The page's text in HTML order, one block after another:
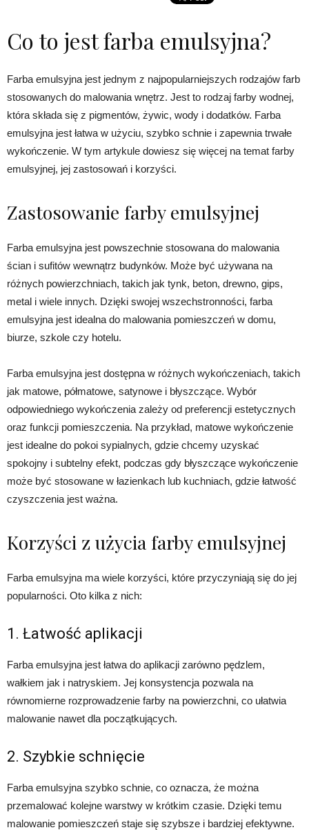
Co to jest farba emulsyjna?
Farba emulsyjna jest jednym z najpopularniejszych rodzajów farb
stosowanych do malowania wnętrz. Jest to rodzaj farby wodnej,
która składa się z pigmentów, żywic, wody i dodatków. Farba
emulsyjna jest łatwa w użyciu, szybko schnie i zapewnia trwałe
wykończenie. W tym artykule dowiesz się więcej na temat farby
emulsyjnej, jej zastosowań i korzyści.
Zastosowanie farby emulsyjnej
Farba emulsyjna jest powszechnie stosowana do malowania
ścian i sufitów wewnątrz budynków. Może być używana na
różnych powierzchniach, takich jak tynk, beton, drewno, gips,
metal i wiele innych. Dzięki swojej wszechstronności, farba
emulsyjna jest idealna do malowania pomieszczeń w domu,
biurze, szkole czy hotelu.
Farba emulsyjna jest dostępna w różnych wykończeniach, takich
jak matowe, półmatowe, satynowe i błyszczące. Wybór
odpowiedniego wykończenia zależy od preferencji estetycznych
oraz funkcji pomieszczenia. Na przykład, matowe wykończenie
jest idealne do pokoi sypialnych, gdzie chcemy uzyskać
spokojny i subtelny efekt, podczas gdy błyszczące wykończenie
może być stosowane w łazienkach lub kuchniach, gdzie łatwość
czyszczenia jest ważna.
Korzyści z użycia farby emulsyjnej
Farba emulsyjna ma wiele korzyści, które przyczyniają się do jej
popularności. Oto kilka z nich:
1. Łatwość aplikacji
Farba emulsyjna jest łatwa do aplikacji zarówno pędzlem,
wałkiem jak i natryskiem. Jej konsystencja pozwala na
równomierne rozprowadzenie farby na powierzchni, co ułatwia
malowanie nawet dla początkujących.
2. Szybkie schnięcie
Farba emulsyjna szybko schnie, co oznacza, że można
przemalować kolejne warstwy w krótkim czasie. Dzięki temu
malowanie pomieszczeń staje się szybsze i bardziej efektywne.